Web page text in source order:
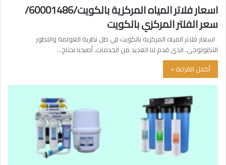
اسعار فلاتر المياه المركزية بالكويت/60001486/
سعر الفلتر المركزي بالكويت
اسعار فلاتر المياه المركزيه بالكويت في ظل نظرية العولمة والتطور
التكنولوجى. الذى قدم لنا العديد من الخدمات، أصبحنا نحتاج…
أكمل القراءة »